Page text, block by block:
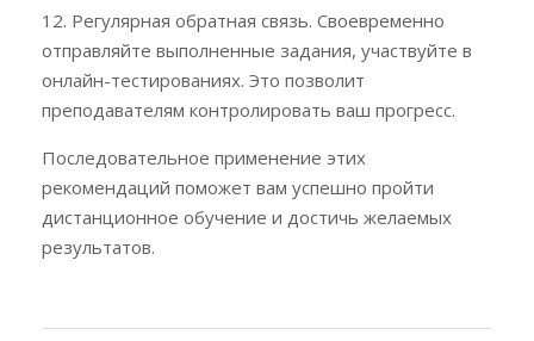
12. Регулярная обратная связь. Своевременно
отправляйте выполненные задания, участвуйте в
онлайн-тестированиях. Это позволит
преподавателям контролировать ваш прогресс.
Последовательное применение этих
рекомендаций поможет вам успешно пройти
дистанционное обучение и достичь желаемых
результатов.